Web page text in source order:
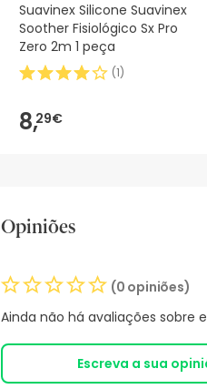
Suavinex Silicone Suavinex
Soother Fisiológico Sx Pro
Zero 2m 1 peça
(1)
8,29€
Opiniões
(0 opiniões)
Ainda não há avaliações sobre
Escreva a sua